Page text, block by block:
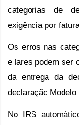
categorias de
exigência por
Os erros nas
e lares podem ser
da entrega da
declaração Modelo
No IRS